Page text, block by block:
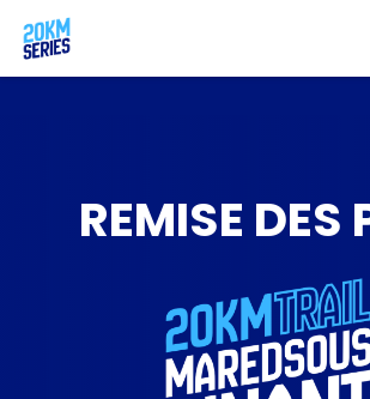
Se rendre au contenu
REMISE DES